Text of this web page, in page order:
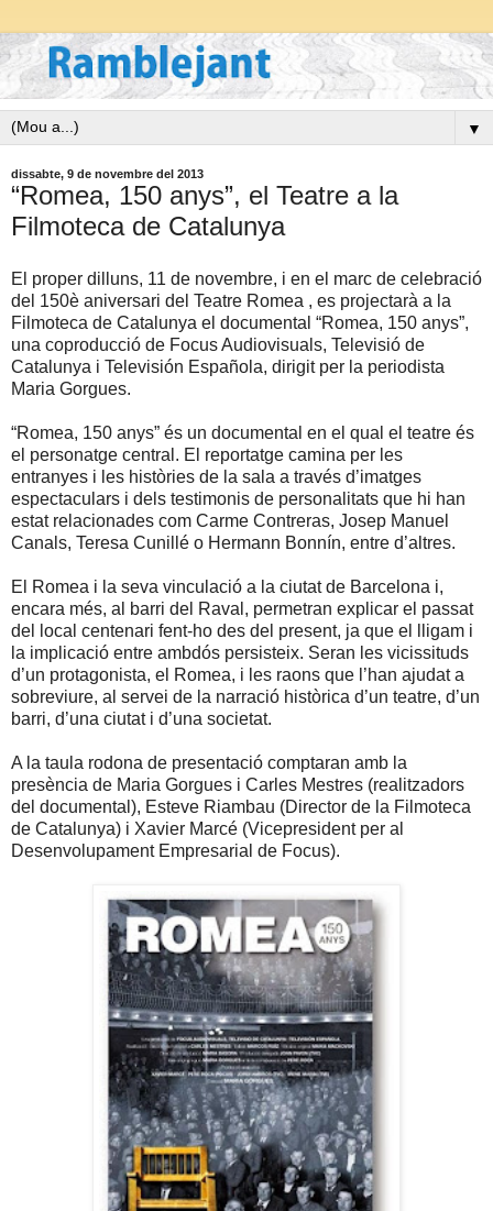
▼
dissabte, 9 de novembre del 2013
“Romea, 150 anys”, el Teatre a la
Filmoteca de Catalunya
El proper dilluns, 11 de novembre, i en el marc de celebració
del 150è aniversari del Teatre Romea , es projectarà a la
Filmoteca de Catalunya el documental “Romea, 150 anys”,
una coproducció de Focus Audiovisuals, Televisió de
Catalunya i Televisión Española, dirigit per la periodista
Maria Gorgues.
“Romea, 150 anys” és un documental en el qual el teatre és
el personatge central. El reportatge camina per les
entranyes i les històries de la sala a través d’imatges
espectaculars i dels testimonis de personalitats que hi han
estat relacionades com Carme Contreras, Josep Manuel
Canals, Teresa Cunillé o Hermann Bonnín, entre d’altres.
El Romea i la seva vinculació a la ciutat de Barcelona i,
encara més, al barri del Raval, permetran explicar el passat
del local centenari fent-ho des del present, ja que el lligam i
la implicació entre ambdós persisteix. Seran les vicissituds
d’un protagonista, el Romea, i les raons que l’han ajudat a
sobreviure, al servei de la narració històrica d’un teatre, d’un
barri, d’una ciutat i d’una societat.
A la taula rodona de presentació comptaran amb la
presència de Maria Gorgues i Carles Mestres (realitzadors
del documental), Esteve Riambau (Director de la Filmoteca
de Catalunya) i Xavier Marcé (Vicepresident per al
Desenvolupament Empresarial de Focus).